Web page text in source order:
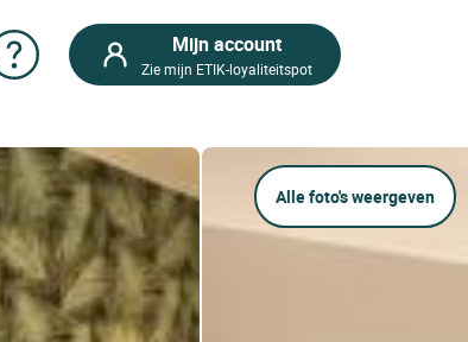
Mijn account
Zie mijn ETIK-loyaliteitspot
Alle foto's weergeven